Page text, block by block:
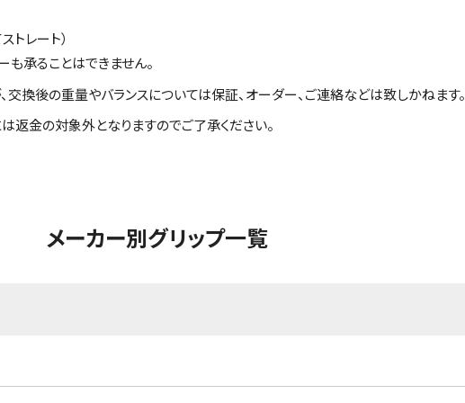
トレート）
も承ることはできません。
換後の重量やバランスについては保証、オーダー、ご連絡などは致しかねます。
返金の対象外となりますのでご了承ください。
メーカー別グリップ一覧